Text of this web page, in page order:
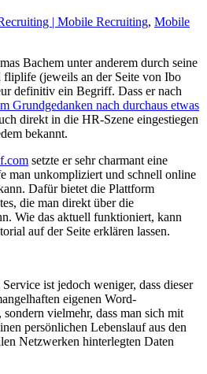
| Mobile Recruiting, Mobile
Bachem unter anderem durch seine
fliplife (jeweils an der Seite von Ibo
definitiv ein Begriff. Dass er nach
Grundgedanken nach durchaus etwas
direkt in die HR-Szene eingestiegen
bekannt.
setzte er sehr charmant eine
man unkompliziert und schnell online
Dafür bietet die Plattform
die man direkt über die
Wie das aktuell funktioniert, kann
auf der Seite erklären lassen.
ist jedoch weniger, dass dieser
eigenen Word-
vielmehr, dass man sich mit
persönlichen Lebenslauf aus den
Netzwerken hinterlegten Daten